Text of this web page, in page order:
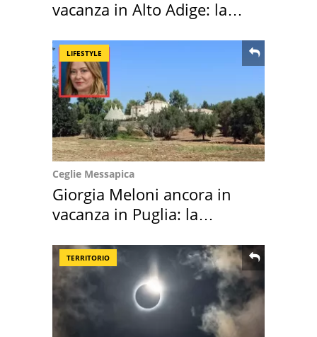
vacanza in Alto Adige: la
LIFESTYLE
Ceglie Messapica
Giorgia Meloni ancora in
vacanza in Puglia: la
TERRITORIO